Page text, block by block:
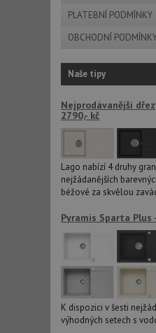
PLATEBNÍ PODMÍNKY
OBCHODNÍ
Naše tipy
Nejprodávanější
2790,- kč
Lago nabízí 4 druhy
nejžádanějších
béžové za skvělou
Pyramis Sparta Plus
K dispozici v šesti
výhodných setech s